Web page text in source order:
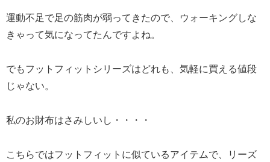
運動不足で足の筋肉が弱ってきたので、ウォーキングしな
きゃって気になってたんですよね。
でもフットフィットシリーズはどれも、気軽に買える値段
じゃない。
私のお財布はさみしいし・・・・
こちらではフットフィットに似ているアイテムで、リーズ